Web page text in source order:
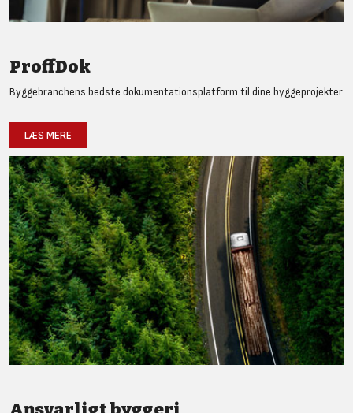
ProffDok
Byggebranchens bedste dokumentationsplatform til dine byggeprojekter
LÆS MERE